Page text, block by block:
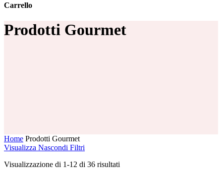
Carrello
Chiudi
carrello
Prodotti Gourmet
Home Prodotti Gourmet
Visualizza Nascondi Filtri
Visualizzazione di 1-12 di 36 risultati